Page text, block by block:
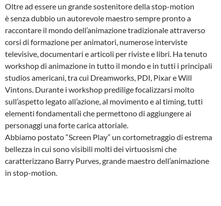
Oltre ad essere un grande sostenitore della stop-motion
è senza dubbio un autorevole maestro sempre pronto a
raccontare il mondo dell’animazione tradizionale attraverso
corsi di formazione per animatori, numerose interviste
televisive, documentari e articoli per riviste e libri. Ha tenuto
workshop di animazione in tutto il mondo e in tutti i principali
studios americani, tra cui Dreamworks, PDI, Pixar e Will
Vintons. Durante i workshop predilige focalizzarsi molto
sull’aspetto legato all’azione, al movimento e al timing, tutti
elementi fondamentali che permettono di aggiungere ai
personaggi una forte carica attoriale.
Abbiamo postato “Screen Play” un cortometraggio di estrema
bellezza in cui sono visibili molti dei virtuosismi che
caratterizzano Barry Purves, grande maestro dell’animazione
in stop-motion.